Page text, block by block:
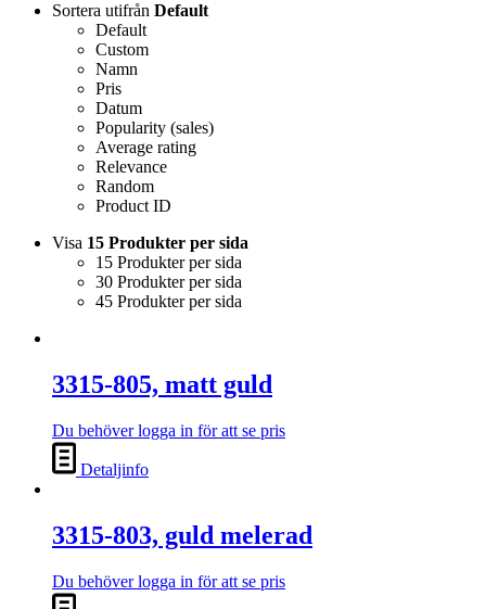
Sortera utifrån Default
Default
Custom
Namn
Pris
Datum
Popularity (sales)
Average rating
Relevance
Random
Product ID
Visa 15 Produkter per sida
15 Produkter per sida
30 Produkter per sida
45 Produkter per sida
3315-805, matt guld
Du behöver logga in för att se pris
Detaljinfo
3315-803, guld melerad
Du behöver logga in för att se pris